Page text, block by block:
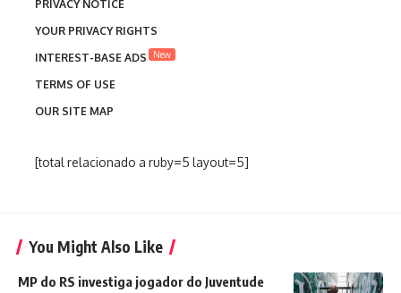
PRIVACY NOTICE
YOUR PRIVACY RIGHTS
INTEREST-BASE ADS
New
TERMS OF USE
OUR SITE MAP
[total relacionado a ruby=5 layout=5]
You Might Also Like
MP do RS investiga jogador do Juventude